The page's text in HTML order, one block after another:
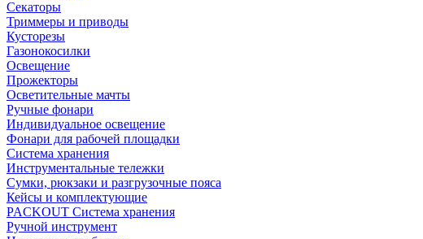
Секаторы
Триммеры и приводы
Кусторезы
Газонокосилки
Освещение
Прожекторы
Осветительные мачты
Ручные фонари
Индивидуальное освещение
Фонари для рабочей площадки
Система хранения
Инструментальные тележки
Сумки, рюкзаки и разгрузочные пояса
Кейсы и комплектующие
PACKOUT Система хранения
Ручной инструмент